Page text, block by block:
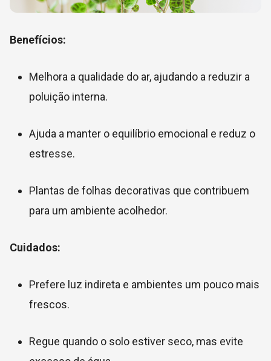
Benefícios:
Melhora a qualidade do ar, ajudando a reduzir a
poluição interna.
Ajuda a manter o equilíbrio emocional e reduz o
estresse.
Plantas de folhas decorativas que contribuem
para um ambiente acolhedor.
Cuidados:
Prefere luz indireta e ambientes um pouco mais
frescos.
Regue quando o solo estiver seco, mas evite